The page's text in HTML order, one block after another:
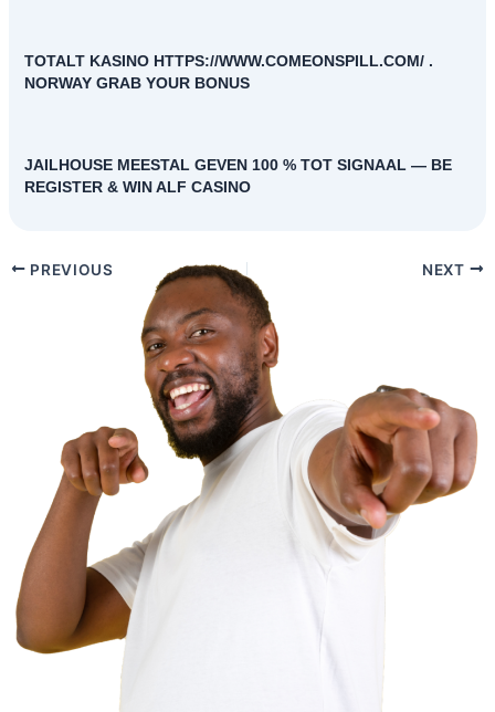
TOTALT KASINO HTTPS://WWW.COMEONSPILL.COM/ .
NORWAY GRAB YOUR BONUS
JAILHOUSE MEESTAL GEVEN 100 % TOT SIGNAAL — BE
REGISTER & WIN ALF CASINO
PREVIOUS NEXT